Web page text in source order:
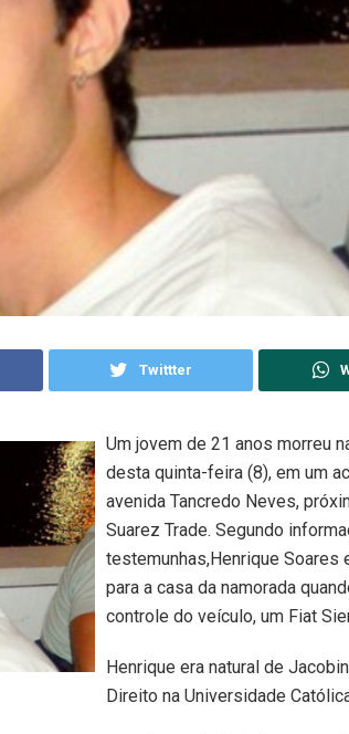
Twittter
Um jovem de 21 anos morreu
desta quinta-feira (8), em um
avenida Tancredo Neves,
Suarez Trade. Segundo
testemunhas,Henrique Soares
para a casa da namorada
controle do veículo, um Fiat
Henrique era natural de
Direito na Universidade